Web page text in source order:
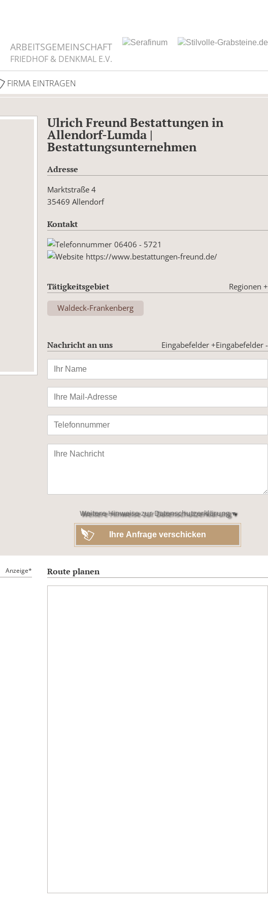
ARBEITSGEMEINSCHAFT
FRIEDHOF & DENKMAL E.V.
FIRMA EINTRAGEN
Ulrich Freund Bestattungen in
Allendorf-Lumda |
Bestattungsunternehmen
Adresse
Marktstraße 4
35469 Allendorf
Kontakt
06406 - 5721
https://www.bestattungen-freund.de/
Tätigkeitsgebiet Regionen +
Waldeck-Frankenberg
Nachricht an uns Eingabefelder -
Eingabefelder +
Bitte
lasse
leer.
Weitere Hinweise zur Datenschutzerklärung ▾
Anzeige* Route planen